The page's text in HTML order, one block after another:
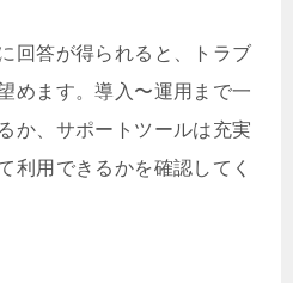
回答が得られると、トラブ
めます。導入〜運用まで一
か、サポートツールは充実
利用できるかを確認してく